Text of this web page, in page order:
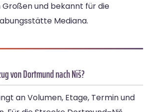
und bekannt für die
Mediana.
von Dortmund nach Niš?
an Volumen, Etage, Termin und